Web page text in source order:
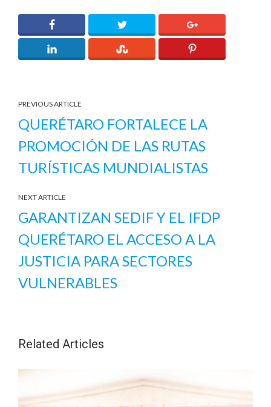
PREVIOUS ARTICLE
QUERÉTARO FORTALECE LA
PROMOCIÓN DE LAS RUTAS
TURÍSTICAS MUNDIALISTAS
NEXT ARTICLE
GARANTIZAN SEDIF Y EL IFDP
QUERÉTARO EL ACCESO A LA
JUSTICIA PARA SECTORES
VULNERABLES
Related Articles